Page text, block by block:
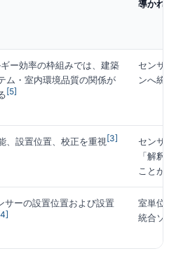
導かれ
ー効率の枠組みでは、建築
ム・室内環境品質の関係が
[5]
センサ
ンへ統
、設置位置、校正を重視[3]
センサ
「解釈
ことが
サーの設置位置および設置
室単位
統合ソ